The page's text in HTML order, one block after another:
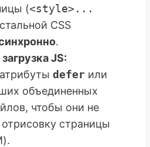
(<style>...
CSS
.
JS:
defer или
объединенных
чтобы они не
страницы